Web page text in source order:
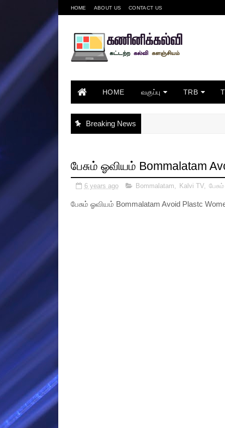
HOME ABOUT US CONTACT US
HOME வகுப்பு TRB
Breaking News
பேசும் ஓவியம் Bommalatam
6 years ago Bommalatam, Kalvi TV,
பேசும் ஓவியம் Bommalatam Avoid Plastc